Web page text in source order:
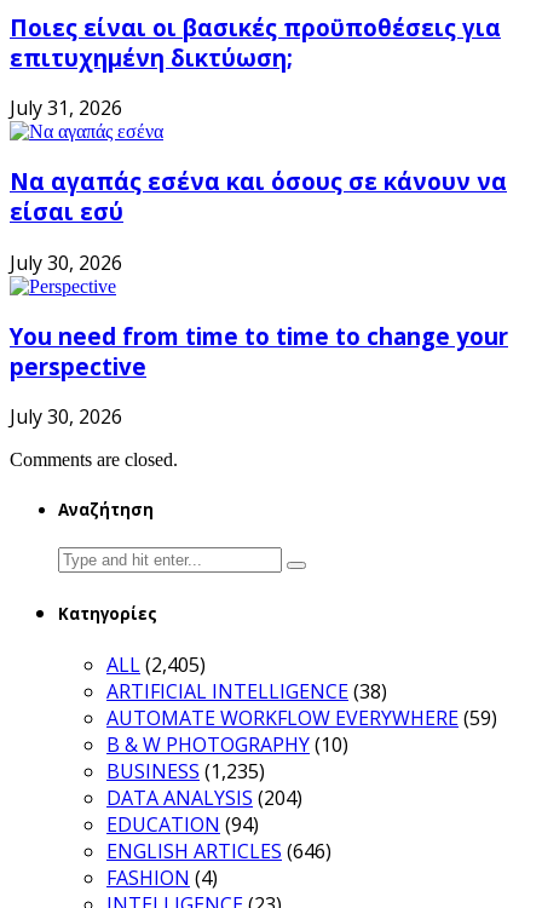
Ποιες είναι οι βασικές προϋποθέσεις για
επιτυχημένη δικτύωση;
July 31, 2026
Να αγαπάς εσένα και όσους σε κάνουν να
είσαι εσύ
July 30, 2026
You need from time to time to change your
perspective
July 30, 2026
Comments are closed.
Αναζήτηση
Search
for:
Κατηγορίες
ALL(2,405)
ARTIFICIAL INTELLIGENCE(38)
AUTOMATE WORKFLOW EVERYWHERE(59)
B & W PHOTOGRAPHY(10)
BUSINESS (1,235)
DATA ANALYSIS (204)
EDUCATION (94)
ENGLISH ARTICLES (646)
FASHION (4)